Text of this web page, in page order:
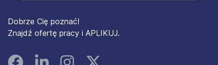
Dobrze Cię poznać!
Znajdź ofertę pracy i APLIKUJ.
FacebookLinked InInstagramInstagram